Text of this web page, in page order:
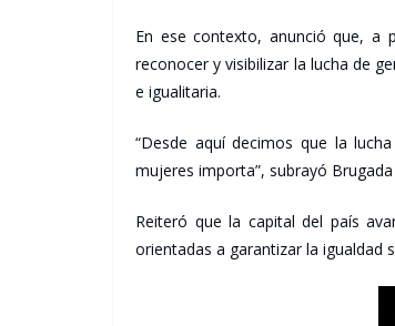
En ese contexto, anunció que, a
reconocer y visibilizar la lucha de
e igualitaria.
“Desde aquí decimos que la
mujeres importa”, subrayó
Reiteró que la capital del país
orientadas a garantizar la igualdad